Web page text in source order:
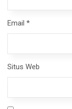
Email *
Situs Web